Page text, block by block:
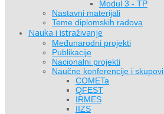
Modul 3 - TP
Nastavni materijali
Teme diplomskih radova
Nauka i istraživanje
Međunarodni projekti
Publikacije
Nacionalni projekti
Naučne konferencije i skupovi
COMETa
QFEST
IRMES
IIZS